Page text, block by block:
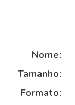
Nome:
Tamanho:
Formato: